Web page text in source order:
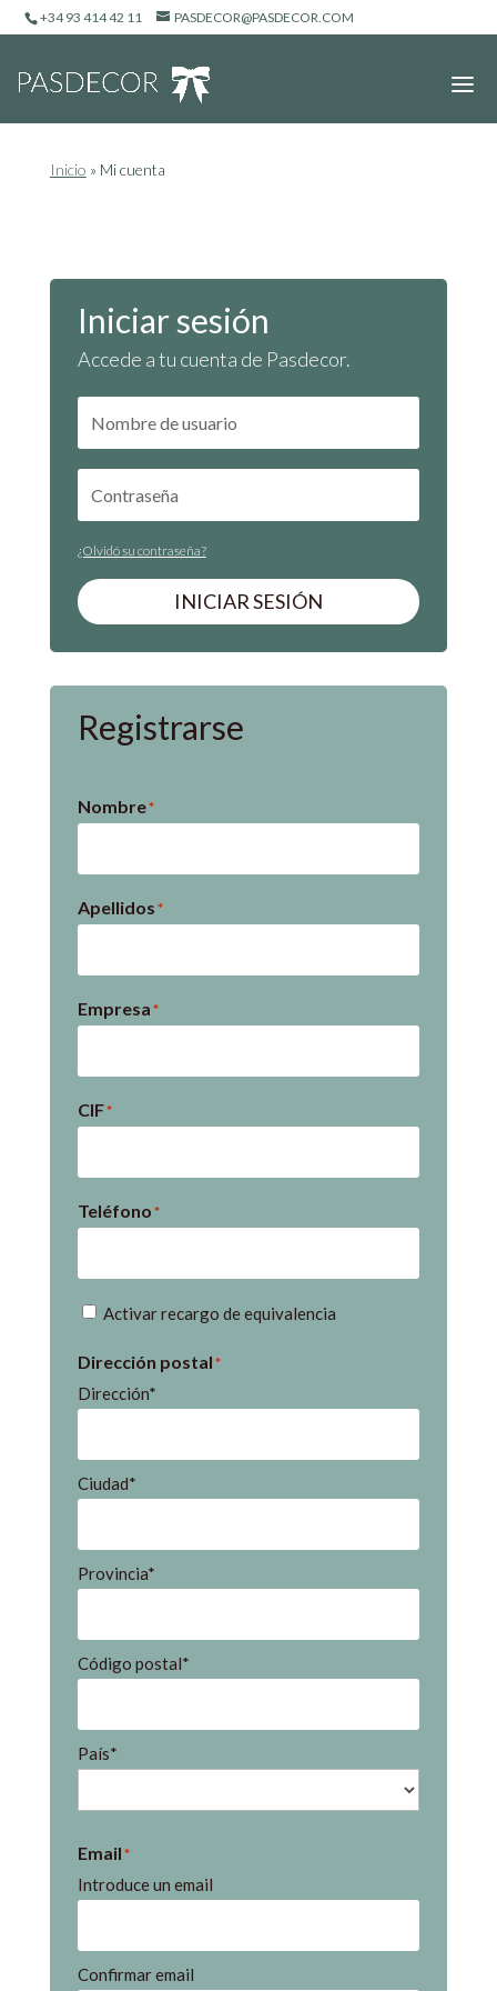
+34 93 414 42 11 PASDECOR@PASDECOR.COM
Inicio » Mi cuenta
Iniciar sesión
Accede a tu cuenta de Pasdecor.
¿Olvidó su contraseña?
INICIAR SESIÓN
Registrarse
Nombre*
Apellidos*
Empresa*
CIF*
Teléfono*
Recargo
equivalencia
Activar recargo de equivalencia
Dirección postal*
Dirección*
Ciudad*
Provincia*
Código postal*
País*
Email*
Introduce un email
Confirmar email